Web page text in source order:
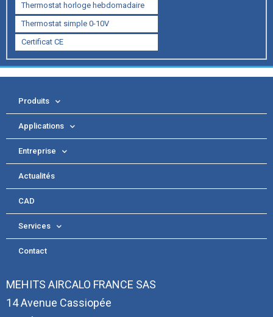
Thermostat horloge hebdomadaire
Thermostat simple 0-10V
Certificat CE
MEHITS AIRCALO FRANCE SAS
14 Avenue Cassiopée
Produits
Applications
Entreprise
Actualités
CAD
Services
Contact